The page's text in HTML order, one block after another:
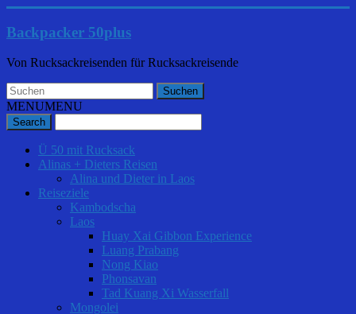
Backpacker 50plus
Von Rucksackreisenden für Rucksackreisende
MENUMENU
Ü 50 mit Rucksack
Alinas + Dieters Reisen
Alina und Dieter in Laos
Reiseziele
Kambodscha
Laos
Huay Xai Gibbon Experience
Luang Prabang
Nong Kiao
Phonsavan
Tad Kuang Xi Wasserfall
Mongolei